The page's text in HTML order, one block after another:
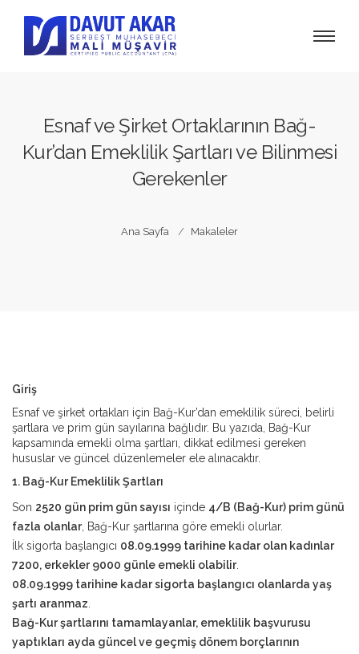
Esnaf ve Şirket Ortaklarının Bağ-
Kur’dan Emeklilik Şartları ve Bilinmesi
Gerekenler
Ana Sayfa Makaleler
Giriş
Esnaf ve şirket ortakları için Bağ-Kur’dan emeklilik süreci, belirli
şartlara ve prim gün sayılarına bağlıdır. Bu yazıda, Bağ-Kur
kapsamında emekli olma şartları, dikkat edilmesi gereken
hususlar ve güncel düzenlemeler ele alınacaktır.
1. Bağ-Kur Emeklilik Şartları
Son 2520 gün prim gün sayısı içinde 4/B (Bağ-Kur) prim günü
fazla olanlar, Bağ-Kur şartlarına göre emekli olurlar.
İlk sigorta başlangıcı 08.09.1999 tarihine kadar olan kadınlar
7200, erkekler 9000 günle emekli olabilir.
08.09.1999 tarihine kadar sigorta başlangıcı olanlarda yaş
şartı aranmaz
Bağ-Kur şartlarını tamamlayanlar, emeklilik başvurusu
yaptıkları ayda güncel ve geçmiş dönem borçlarının